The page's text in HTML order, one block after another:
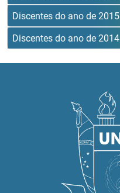
Discentes do ano de 2015
Discentes do ano de 2014